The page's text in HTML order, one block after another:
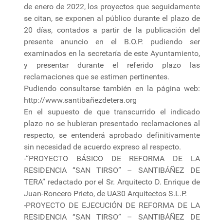
de enero de 2022, los proyectos que seguidamente
se citan, se exponen al público durante el plazo de
20 días, contados a partir de la publicación del
presente anuncio en el B.O.P. pudiendo ser
examinados en la secretaría de este Ayuntamiento,
y presentar durante el referido plazo las
reclamaciones que se estimen pertinentes.
Pudiendo consultarse también en la página web:
http://www.santibañezdetera.org
En el supuesto de que transcurrido el indicado
plazo no se hubieran presentado reclamaciones al
respecto, se entenderá aprobado definitivamente
sin necesidad de acuerdo expreso al respecto.
-“PROYECTO BÁSICO DE REFORMA DE LA
RESIDENCIA “SAN TIRSO” – SANTIBÁÑEZ DE
TERA” redactado por el Sr. Arquitecto D. Enrique de
Juan-Roncero Prieto, de UA30 Arquitectos S.L.P.
-PROYECTO DE EJECUCIÓN DE REFORMA DE LA
RESIDENCIA “SAN TIRSO” – SANTIBÁÑEZ DE